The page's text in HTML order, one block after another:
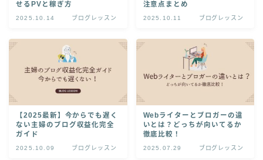
せるPVと稼ぎ方
2025.10.14 ブログレッスン
注意点まとめ
2025.10.11 ブログレッスン
【2025最新】今からでも遅く
ない主婦のブログ収益化完全
ガイド
2025.10.09 ブログレッスン
Webライターとブロガーの違
いとは？どっちが向いてるか
徹底比較！
2025.07.29 ブログレッスン